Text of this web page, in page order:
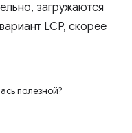
загружаются
LCP, скорее
полезной?